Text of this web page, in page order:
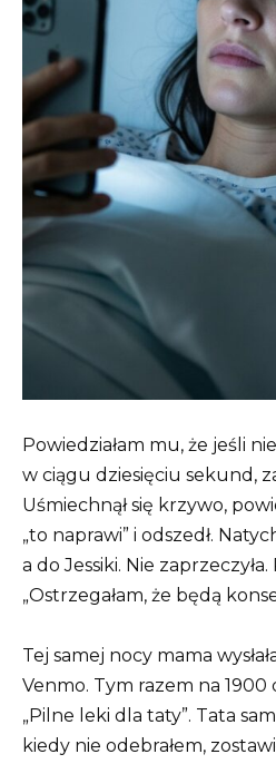
Powiedziałam mu, że jeśli
w ciągu dziesięciu sekund,
Uśmiechnął się krzywo,
„to naprawi” i odszedł.
a do Jessiki. Nie
„Ostrzegałam, że będą
Tej samej nocy mama
Venmo. Tym razem na 1900
„Pilne leki dla taty”. Tata
kiedy nie odebrałem,